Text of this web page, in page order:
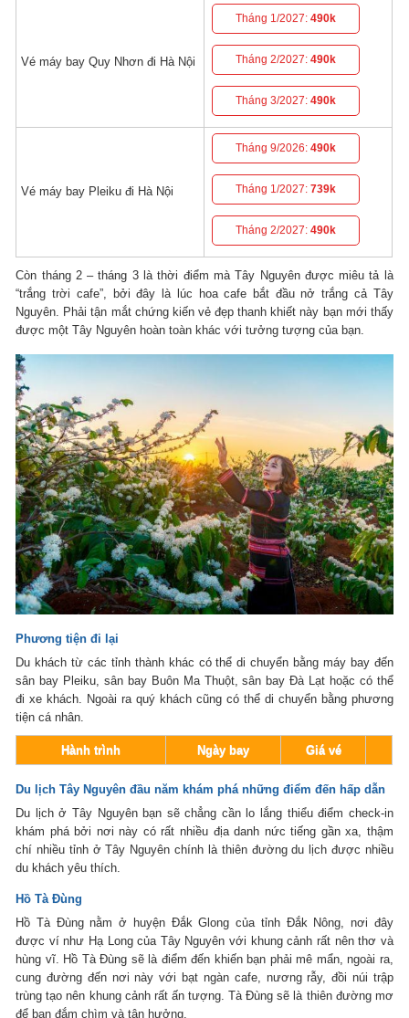
Vé máy bay Quy Nhơn đi Hà Nội
Tháng 1/2027:490k
Tháng 2/2027:490k
Tháng 3/2027:490k
Vé máy bay Pleiku đi Hà Nội
Tháng 9/2026:490k
Tháng 1/2027:739k
Tháng 2/2027:490k
Còn tháng 2 – tháng 3 là thời điểm mà Tây Nguyên được miêu tả là
“trắng trời cafe”, bởi đây là lúc hoa cafe bắt đầu nở trắng cả Tây
Nguyên. Phải tận mắt chứng kiến vẻ đẹp thanh khiết này bạn mới thấy
được một Tây Nguyên hoàn toàn khác với tưởng tượng của bạn.
Phương tiện đi lại
Du khách từ các tỉnh thành khác có thể di chuyển bằng máy bay đến
sân bay Pleiku, sân bay Buôn Ma Thuột, sân bayĐà Lạt hoặc có thể
đi xe khách. Ngoài ra quý khách cũng có thể di chuyển bằng phương
tiện cá nhân.
Hành trình Ngày bay Giá vé
Du lịch Tây Nguyên đầu năm khám phá những điểm đến hấp dẫn
Du lịch ở Tây Nguyên bạn sẽ chẳng cần lo lắng thiểu điểm check-in
khám phá bởi nơi này có rất nhiều địa danh nức tiếng gần xa, thậm
chí nhiều tỉnh ở Tây Nguyên chính là thiên đường du lịch được nhiều
du khách yêu thích.
Hồ Tà Đùng
Hồ Tà Đùng nằm ở huyện Đắk Glong của tỉnh Đắk Nông, nơi đây
được ví như Hạ Long của Tây Nguyên với khung cảnh rất nên thơ và
hùng vĩ. Hồ Tà Đùng sẽ là điểm đến khiến bạn phải mê mẩn, ngoài ra,
cung đường đến nơi này với bạt ngàn cafe, nương rẫy, đồi núi trập
trùng tạo nên khung cảnh rất ấn tượng. Tà Đùng sẽ là thiên đường mơ
để bạn đắm chìm và tận hưởng.